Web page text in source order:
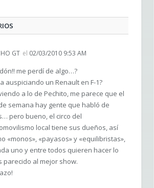
GT el 02/03/2010 9:53 AM
me perdí de algo…?
auspiciando un Renault en F-1?
a lo de Pechito, me parece que el
semana hay gente que habló de
pero bueno, el circo del
local tiene sus dueños, así
«monos», «payasos» y «equilibristas»,
uno y entre todos quieren hacer lo
parecido al mejor show.